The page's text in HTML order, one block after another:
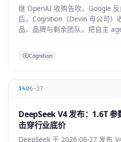
继 OpenAI 收购告吹、Google
后，Cognition（Devin 母公司）
品、品牌与剩余团队，把自主
Cognition
1406-27
DeepSeek V4 发布：1.6T
击穿行业底价
DeepSeek 于 2026-06-27 发布